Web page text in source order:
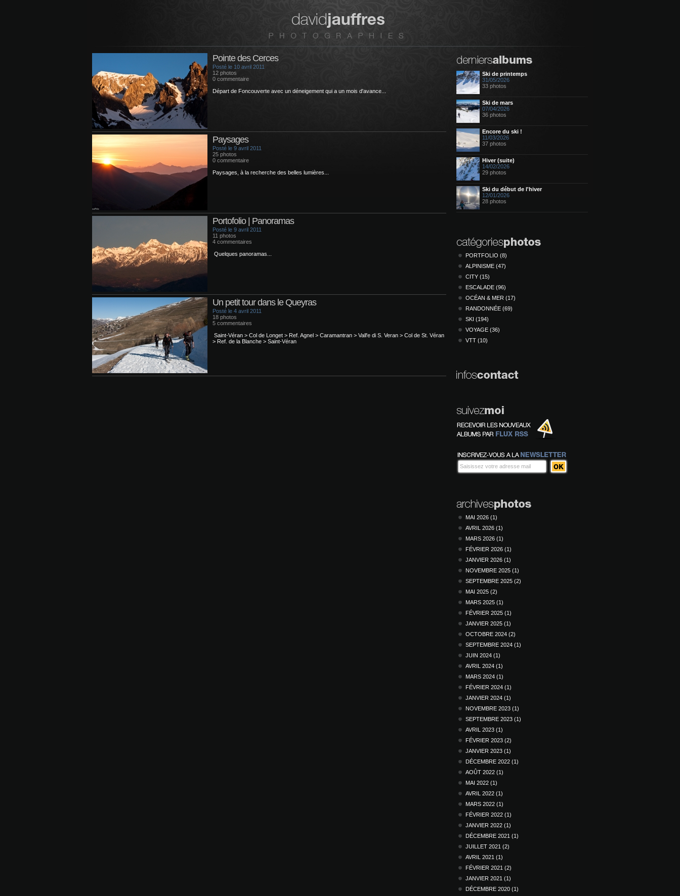
Pointe des Cerces
Posté le 10 avril 2011
12 photos
0 commentaire
Départ de Foncouverte avec un déneigement qui a un mois d'avance...
Paysages
Posté le 9 avril 2011
25 photos
0 commentaire
Paysages, à la recherche des belles lumières...
Portofolio | Panoramas
Posté le 9 avril 2011
11 photos
4 commentaires
Quelques panoramas...
Un petit tour dans le Queyras
Posté le 4 avril 2011
18 photos
5 commentaires
Saint-Véran > Col de Longet > Ref. Agnel > Caramantran > Vall'e di S. Veran > Col de St. Véran
> Ref. de la Blanche > Saint-Véran
Ski de printemps
31/05/2026
33 photos
Ski de mars
07/04/2026
36 photos
Encore du ski !
11/03/2026
37 photos
Hiver (suite)
14/02/2026
29 photos
Ski du début de l'hiver
12/01/2026
28 photos
PORTFOLIO (8)
ALPINISME (47)
CITY (15)
ESCALADE (96)
OCÉAN & MER (17)
RANDONNÉE (69)
SKI (194)
VOYAGE (36)
VTT (10)
MAI 2026 (1)
AVRIL 2026 (1)
MARS 2026 (1)
FÉVRIER 2026 (1)
JANVIER 2026 (1)
NOVEMBRE 2025 (1)
SEPTEMBRE 2025 (2)
MAI 2025 (2)
MARS 2025 (1)
FÉVRIER 2025 (1)
JANVIER 2025 (1)
OCTOBRE 2024 (2)
SEPTEMBRE 2024 (1)
JUIN 2024 (1)
AVRIL 2024 (1)
MARS 2024 (1)
FÉVRIER 2024 (1)
JANVIER 2024 (1)
NOVEMBRE 2023 (1)
SEPTEMBRE 2023 (1)
AVRIL 2023 (1)
FÉVRIER 2023 (2)
JANVIER 2023 (1)
DÉCEMBRE 2022 (1)
AOÛT 2022 (1)
MAI 2022 (1)
AVRIL 2022 (1)
MARS 2022 (1)
FÉVRIER 2022 (1)
JANVIER 2022 (1)
DÉCEMBRE 2021 (1)
JUILLET 2021 (2)
AVRIL 2021 (1)
FÉVRIER 2021 (2)
JANVIER 2021 (1)
DÉCEMBRE 2020 (1)